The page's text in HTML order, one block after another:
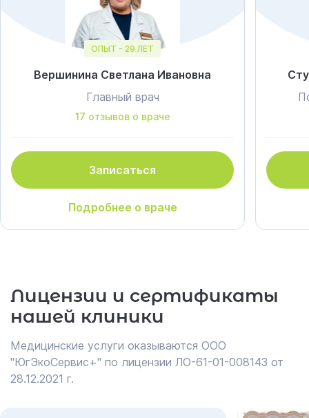
ОПЫТ - 29 ЛЕТ
Вершинина Светлана Ивановна
Главный врач
17 отзывов о враче
Записаться
Подробнее о враче
Лицензии и сертификаты
нашей клиники
Медицинские услуги оказываются ООО
"ЮгЭкоСервис+" по лицензии ЛО-61-01-008143 от
28.12.2021 г.